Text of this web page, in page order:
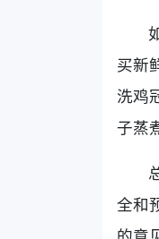
买新
洗鸡
子蒸
全和